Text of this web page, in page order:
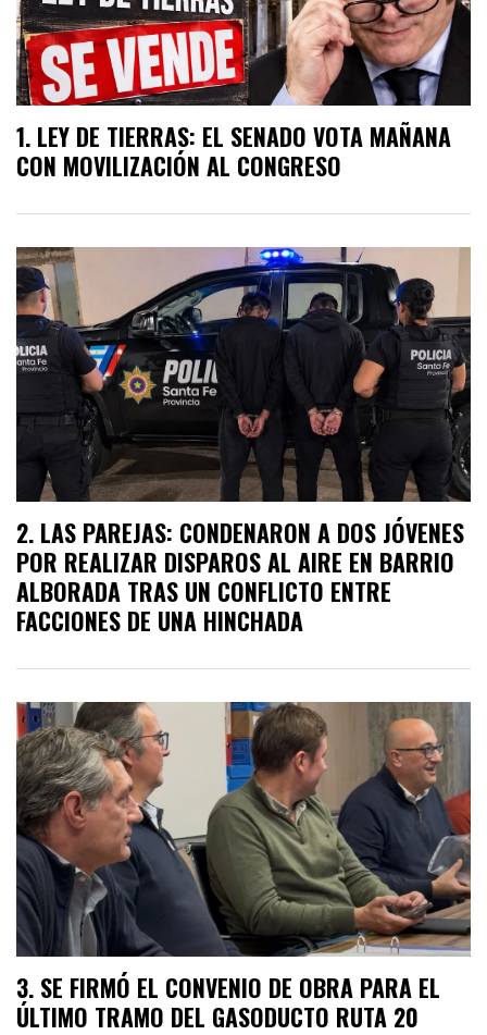
LEY DE TIERRAS: EL SENADO VOTA MAÑANA
CON MOVILIZACIÓN AL CONGRESO
LAS PAREJAS: CONDENARON A DOS JÓVENES
POR REALIZAR DISPAROS AL AIRE EN BARRIO
ALBORADA TRAS UN CONFLICTO ENTRE
FACCIONES DE UNA HINCHADA
SE FIRMÓ EL CONVENIO DE OBRA PARA EL
ÚLTIMO TRAMO DEL GASODUCTO RUTA 20